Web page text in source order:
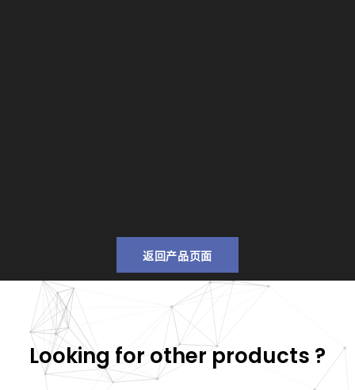
返回产品页面
Looking for other products ?